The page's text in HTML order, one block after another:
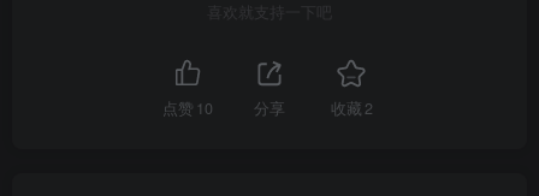
喜欢就支持一下吧
点赞 10 分享 收藏2